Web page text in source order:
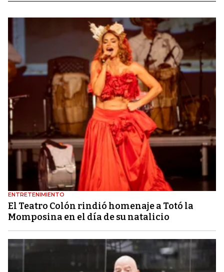
ENTRETENIMIENTO
El Teatro Colón rindió homenaje a Totó la
Momposina en el día de su natalicio